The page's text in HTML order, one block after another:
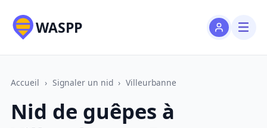
WASPP
Accueil › Signaler un nid › Villeurbanne
Nid de guêpes à